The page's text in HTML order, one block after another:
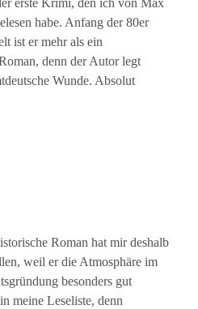
erste Krimi, den ich von Max
habe. Anfang der 80er
ist er mehr als ein
denn der Autor legt
Wunde. Absolut
Roman hat mir deshalb
weil er die Atmosphäre im
besonders gut
meine Leseliste, denn